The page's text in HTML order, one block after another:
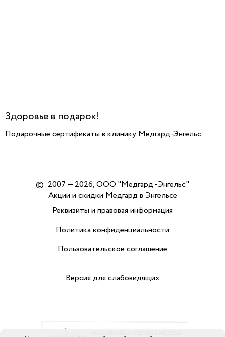
Здоровье в подарок!
Подарочные сертификаты в клинику Медгард-Энгельс
© 2007 — 2026, ООО "Медгард -Энгельс"
Акции и скидки Медгард в Энгельсе
Реквизиты и правовая информация
Политика конфиденциальности
Пользовательское соглашение
Версия для слабовидящих